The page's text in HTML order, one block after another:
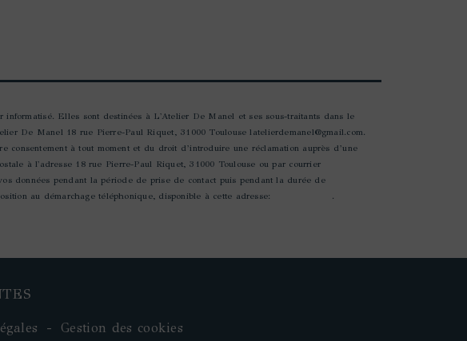
informatisé. Elles sont destinées à L'Atelier De Manel et ses sous-traitants dans le
De Manel 18 rue Pierre-Paul Riquet, 31000 Toulouse latelierdemanel@gmail.com.
à tout moment et du droit d’introduire une réclamation auprès d’une
à l'adresse 18 rue Pierre-Paul Riquet, 31000 Toulouse ou par courrier
données pendant la période de prise de contact puis pendant la durée de
au démarchage téléphonique, disponible à cette adresse:
.
- Gestion des cookies